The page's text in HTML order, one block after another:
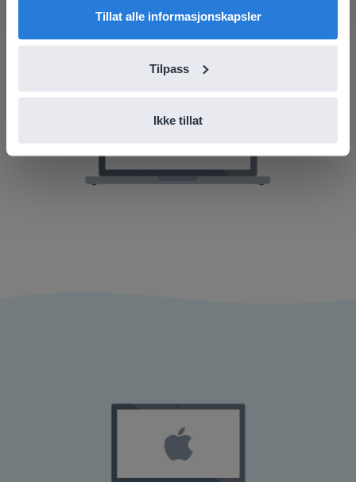
Tillat alle informasjonskapsler
Tilpass
Ikke tillat
Klikk "Behold endringer" hvis alt ser bra ut.